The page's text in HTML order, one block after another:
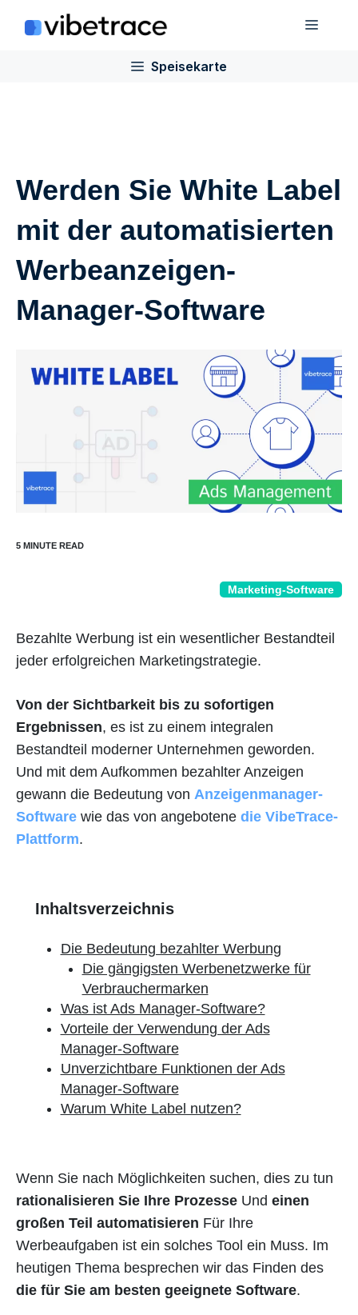
Inhalt
Speisekarte
Werden Sie White Label
mit der automatisierten
Werbeanzeigen-
Manager-Software
Marketing-Software
Bezahlte Werbung ist ein wesentlicher Bestandteil
jeder erfolgreichen Marketingstrategie.
Von der Sichtbarkeit bis zu sofortigen
Ergebnissen, es ist zu einem integralen
Bestandteil moderner Unternehmen geworden.
Und mit dem Aufkommen bezahlter Anzeigen
gewann die Bedeutung von Anzeigenmanager-
Software wie das von angebotene die VibeTrace-
Plattform.
Inhaltsverzeichnis
Die Bedeutung bezahlter Werbung
Die gängigsten Werbenetzwerke für
Verbrauchermarken
Was ist Ads Manager-Software?
Vorteile der Verwendung der Ads
Manager-Software
Unverzichtbare Funktionen der Ads
Manager-Software
Warum White Label nutzen?
Wenn Sie nach Möglichkeiten suchen, dies zu tun
rationalisieren Sie Ihre Prozesse Und einen
großen Teil automatisieren Für Ihre
Werbeaufgaben ist ein solches Tool ein Muss. Im
heutigen Thema besprechen wir das Finden des
die für Sie am besten geeignete Software.